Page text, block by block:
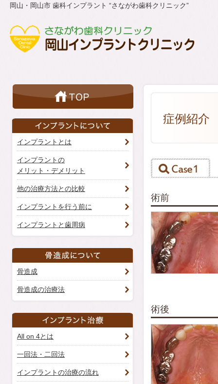
岡山・岡山市 歯科インプラント “さながわ歯科クリニック”
症例紹介
術前
術後
インプラントとは
インプラントの
メリット・デメリット
他の治療方法との比較
インプラントを行う前に
インプラントと歯周病
骨造成
骨造成の治療法
All on 4とは
一回法・二回法
インプラントの治療の流れ